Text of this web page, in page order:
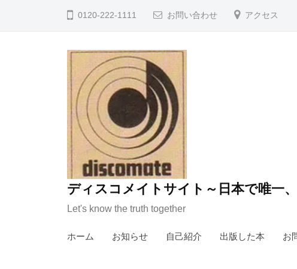
0120-222-1111 お問い合わせ アクセス
ディスコメイトサイト～日本で唯一
Let's know the truth together
ホーム お知らせ 自己紹介 出版した本 お